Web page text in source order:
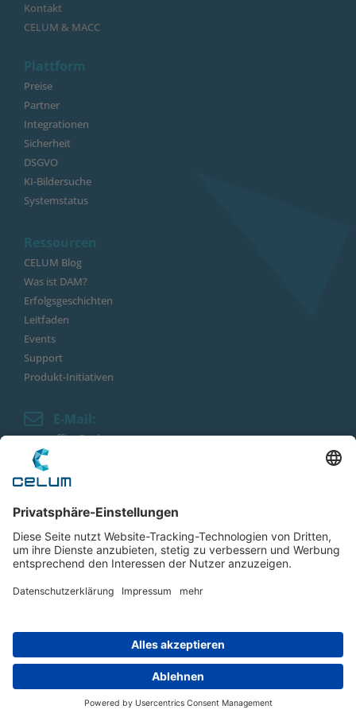
Kontakt
CELUM & MACC
Plattform
Preise
Partner
Integrationen
Sicherheit
DSGVO
KI-Bildersuche
Systemstatus
Ressourcen
CELUM Blog
Was ist DAM?
Erfolgsgeschichten
Leitfaden
Events
Support
Produkt-Initiativen
E-Mail:
office@celum.com
Telefon:
Monatlicher Newsletter:
angegeben. Wir versprechen, deine Daten vertraulich